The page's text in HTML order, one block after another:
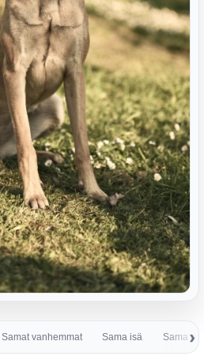
Samat vanhemmat Sama isä Sama